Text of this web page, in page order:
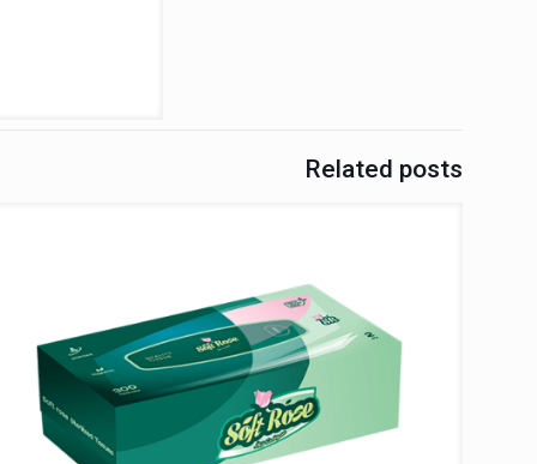
Related posts